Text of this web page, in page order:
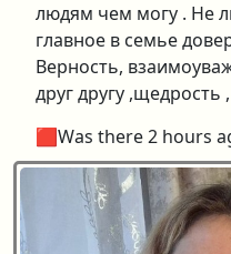
людям чем могу . Не
главное в семье
Верность,
друг другу
🟥Was there 2 hours